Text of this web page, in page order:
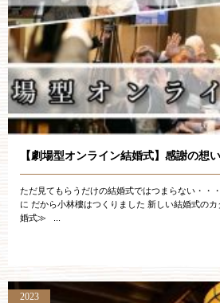
【劇場型オンライン結婚式】感謝の想
ただ見てもらうだけの結婚式ではつまらない・・
に だから小林樓はつくりました 新しい結婚式の
婚式≫ ...
2023